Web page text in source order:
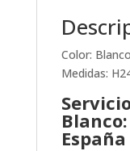
Color:
Medidas:
España